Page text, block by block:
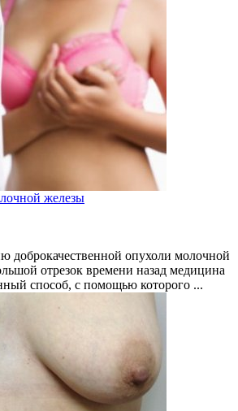
железы
доброкачественной опухоли молочной
отрезок времени назад медицина
способ, с помощью которого ...